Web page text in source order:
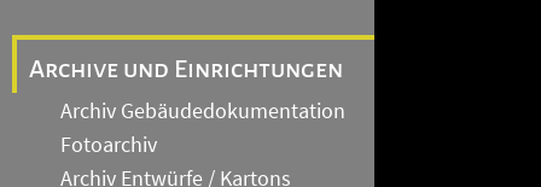
Archive und Einrichtungen
Archiv Gebäudedokumentation
Fotoarchiv
Archiv Entwürfe / Kartons